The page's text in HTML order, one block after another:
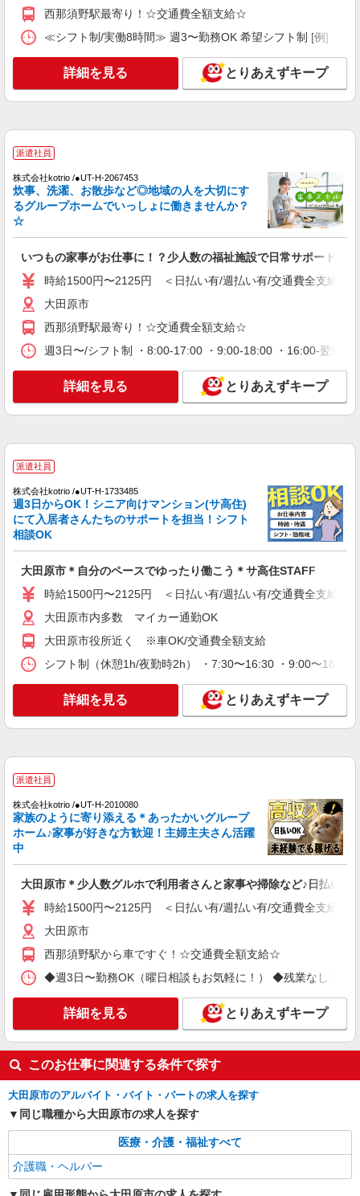
大田原市
株式会社kotrio /●UT-H-2093971
通費全支給(ガソリン代含む)＞
大田原市
詳細を見る
派遣社員
株式会社kotrio /●UT-H-2067383
時給1500円〜2125円 ＜日払い有/週払い有/交
通費全支給(ガソリン代含む)＞
大田原市
キープ 詳細を見る
株式会社kotrio /●UT-H-2067124
事サポートなど
時給1500円〜2125円 ＜日払い有/週払い有/交
通費全支給(ガソリン代含む)＞
大田原市内多数 マイカー通勤OK
詳細を見る
派遣社員
株式会社kotrio /●UT-H-1905882
ロアの巡回など
時給1500円〜2125円 ＜日払い有/週払い有/交
通費全支給(ガソリン代含む)＞
キープ 詳細を見る
株式会社kotrio /●UT-H-2094130
未経験大歓迎のデイサービスSTAFF＊運転で
時給1500円〜2125円 ＜日払い有/週払い有/交
通費全支給(ガソリン代含む)＞
キープ
派遣社員
株式会社kotrio /●UT-H-2068864
大田原市の小さいデイサービス★残業なし♪日
勤のみ◎夜はおうち時間
時給1500円〜2125円 ＜日払い有/週払い有/交
通費全支給(ガソリン代含む)＞
キープ
株式会社kotrio /●UT-H-2010080
大田原市＊少人数グルホで利用者さんと家事や
西那須野駅最寄り！☆交通費全額支給☆
≪シフト制/実働8時間≫ 週3〜勤務OK 希望シフト制 [例] ・
詳細を見る とりあえずキープ
派遣社員
株式会社kotrio /●UT-H-2067453
炊事、洗濯、お散歩など◎地域の人を大切にす
るグループホームでいっしょに働きませんか？
☆
いつもの家事がお仕事に！？少人数の福祉施設で日常サポート！
時給1500円〜2125円 ＜日払い有/週払い有/交通費全支給(ガ
大田原市
西那須野駅最寄り！☆交通費全額支給☆
週3日〜/シフト制 ・8:00-17:00 ・9:00-18:00 ・16:00-翌
詳細を見る とりあえずキープ
派遣社員
株式会社kotrio /●UT-H-1733485
週3日からOK！シニア向けマンション(サ高住)
にて入居者さんたちのサポートを担当！シフト
相談OK
大田原市＊自分のペースでゆったり働こう＊サ高住STAFF
時給1500円〜2125円 ＜日払い有/週払い有/交通費全支給(ガ
大田原市内多数 マイカー通勤OK
大田原市役所近く ※車OK/交通費全額支給
シフト制（休憩1h/夜勤時2h） ・7:30〜16:30 ・9:00〜
詳細を見る とりあえずキープ
派遣社員
株式会社kotrio /●UT-H-2010080
家族のように寄り添える＊あったかいグループ
ホーム♪家事が好きな方歓迎！主婦主夫さん活躍
中
大田原市＊少人数グルホで利用者さんと家事や掃除など♪日払いOK
時給1500円〜2125円 ＜日払い有/週払い有/交通費全支給(ガ
大田原市
西那須野駅から車ですぐ！☆交通費全額支給☆
◆週3日〜勤務OK（曜日相談もお気軽に！） ◆残業なし！日
詳細を見る とりあえずキープ
このお仕事に関連する条件で探す
大田原市のアルバイト・バイト・パートの求人を探す
同じ職種から大田原市の求人を探す
医療・介護・福祉すべて
介護職・ヘルパー